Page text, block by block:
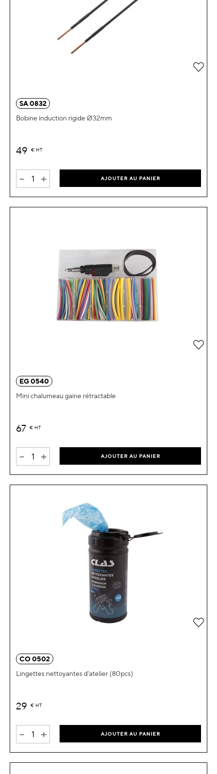
SA 0832
Bobine induction rigide Ø32mm
49 € HT
- + AJOUTER AU PANIER
EG 0540
Mini chalumeau gaine rétractable
67 € HT
- + AJOUTER AU PANIER
CO 0502
Lingettes nettoyantes d'atelier (80pcs)
29 € HT
- + AJOUTER AU PANIER